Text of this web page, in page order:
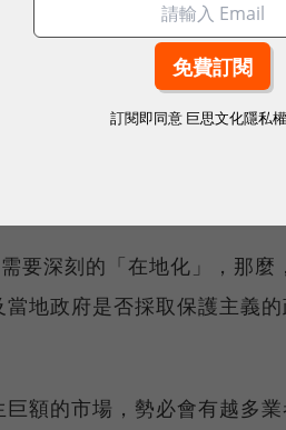
之類的電動摩托車，是沒
打入歐美，就必須完完整
，所需要消耗的人力、物力
要深刻的「在地化」，那麼，
地政府是否採取保護主義的
額的市場，勢必會有越多業
訂閱即同意 巨思文化隱私